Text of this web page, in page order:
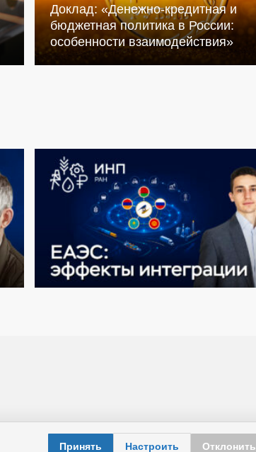
Доклад: «Денежно-кредитная и
бюджетная политика в России:
особенности взаимодействия»
Принять Настроить Отклонить